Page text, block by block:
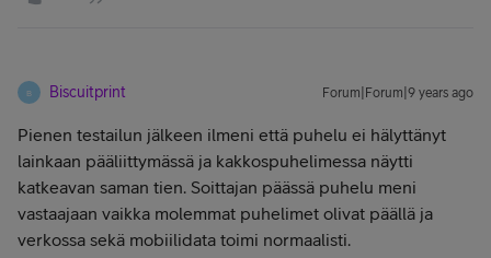
B Biscuitprint Forum|Forum|9 years ago
Pienen testailun jälkeen ilmeni että puhelu ei hälyttänyt
lainkaan pääliittymässä ja kakkospuhelimessa näytti
katkeavan saman tien. Soittajan päässä puhelu meni
vastaajaan vaikka molemmat puhelimet olivat päällä ja
verkossa sekä mobiilidata toimi normaalisti.